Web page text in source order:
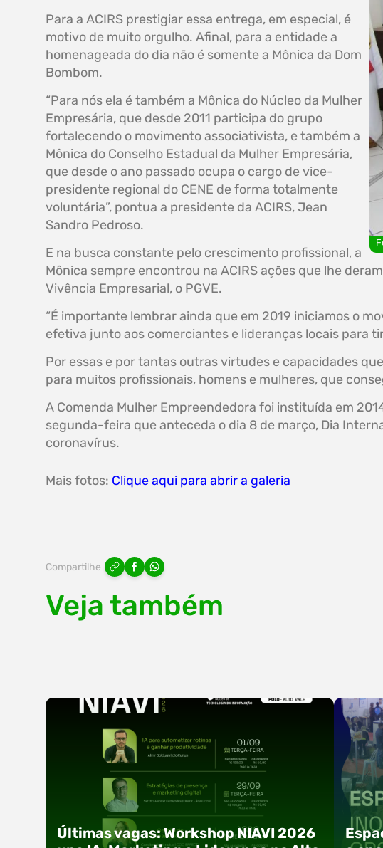
Para a ACIRS prestigiar essa entrega, em especial, é
motivo de muito orgulho. Afinal, para a entidade a
homenageada do dia não é somente a Mônica da Dom
Bombom.
“Para nós ela é também a Mônica do Núcleo da Mulher
Empresária, que desde 2011 participa do grupo
fortalecendo o movimento associativista, e também a
Mônica do Conselho Estadual da Mulher Empresária,
que desde o ano passado ocupa o cargo de vice-
presidente regional do CENE de forma totalmente
voluntária”, pontua a presidente da ACIRS, Jean
Sandro Pedroso.
E na busca constante pelo crescimento profissional, a
Mônica sempre encontrou na ACIRS ações que lhe
Vivência Empresarial, o PGVE.
“É importante lembrar ainda que em 2019 iniciamos o
efetiva junto aos comerciantes e lideranças locais para
Por essas e por tantas outras virtudes e capacidades
para muitos profissionais, homens e mulheres, que
A Comenda Mulher Empreendedora foi instituída em
segunda-feira que anteceda o dia 8 de março, Dia
coronavírus.
Mais fotos: Clique aqui para abrir a galeria
Compartilhe
Veja também
Últimas vagas: Workshop NIAVI 2026